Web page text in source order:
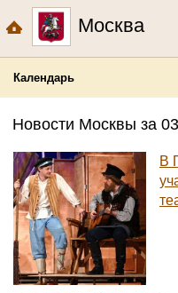
Москва
Календарь
Новости Москвы за
В